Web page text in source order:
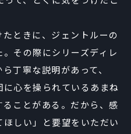
ときに、ジェントルーの
その際にシリーズディレ
丁寧な説明があって、
に心を操られているあまね
ことがある。だから、感
しい」と要望をいただい